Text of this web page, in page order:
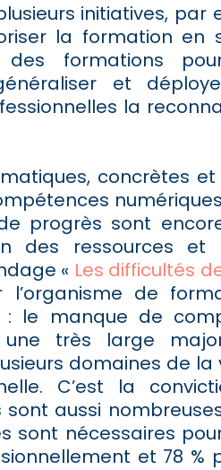
initiatives, par
la formation en
formations
et
la
concrètes
progrès sont
des ressources et
« Les difficultés
de
: le manque de
très large
domaines de
C’est la
sont aussi
sont nécessaires
et 78 %